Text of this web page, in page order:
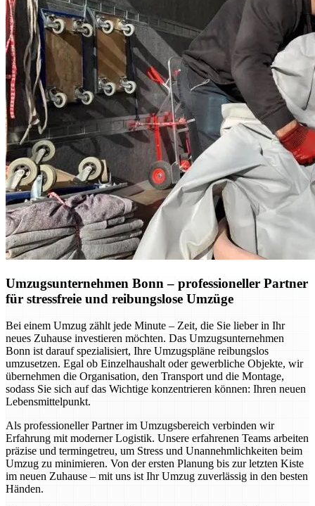
Umzugsunternehmen Bonn – professioneller Partner
für stressfreie und reibungslose Umzüge
Bei einem Umzug zählt jede Minute – Zeit, die Sie lieber in Ihr
neues Zuhause investieren möchten. Das Umzugsunternehmen
Bonn ist darauf spezialisiert, Ihre Umzugspläne reibungslos
umzusetzen. Egal ob Einzelhaushalt oder gewerbliche Objekte, wir
übernehmen die Organisation, den Transport und die Montage,
sodass Sie sich auf das Wichtige konzentrieren können: Ihren neuen
Lebensmittelpunkt.
Als professioneller Partner im Umzugsbereich verbinden wir
Erfahrung mit moderner Logistik. Unsere erfahrenen Teams arbeiten
präzise und termingetreu, um Stress und Unannehmlichkeiten beim
Umzug zu minimieren. Von der ersten Planung bis zur letzten Kiste
im neuen Zuhause – mit uns ist Ihr Umzug zuverlässig in den besten
Händen.